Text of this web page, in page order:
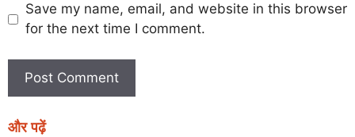
Save my name, email, and website in this browser
for the next time I comment.
और पढ़ें